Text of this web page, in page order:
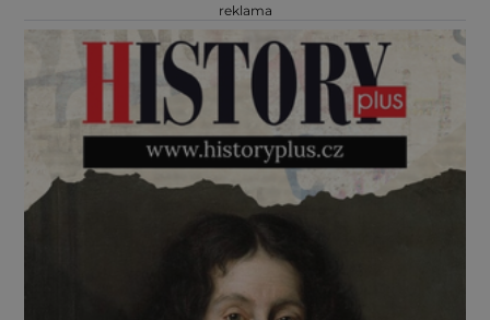
reklama